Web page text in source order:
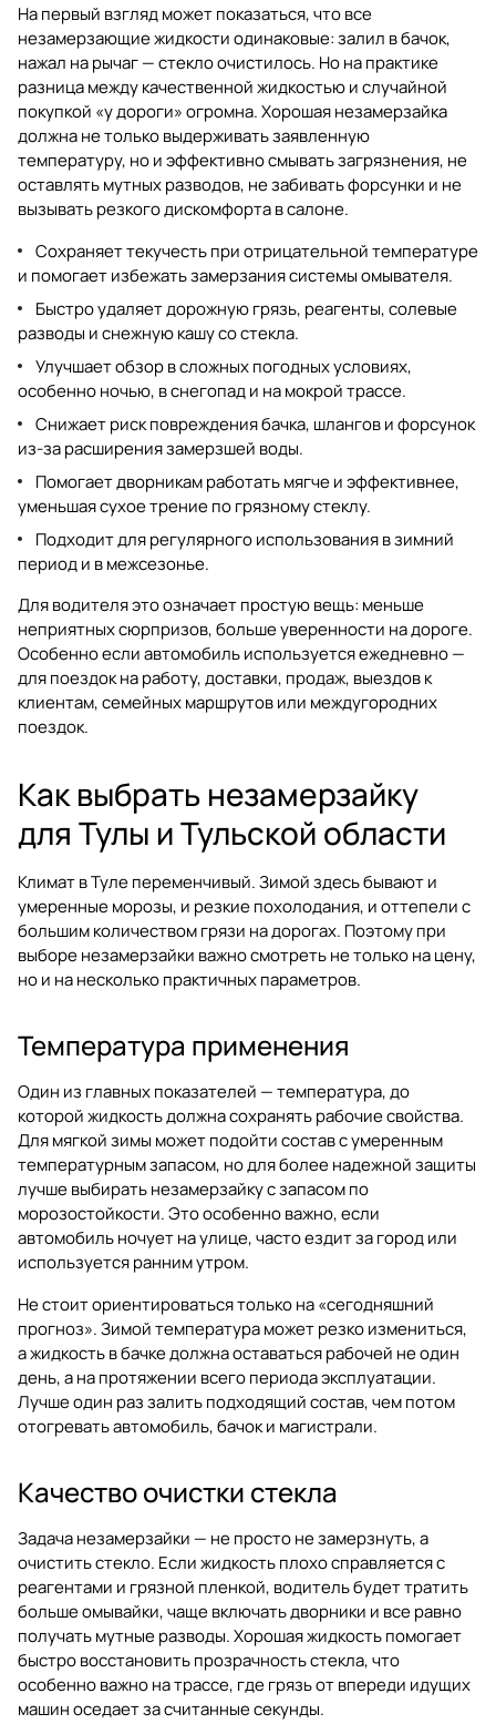
На первый взгляд может показаться, что все
незамерзающие жидкости одинаковые: залил в бачок,
нажал на рычаг — стекло очистилось. Но на практике
разница между качественной жидкостью и случайной
покупкой «у дороги» огромна. Хорошая незамерзайка
должна не только выдерживать заявленную
температуру, но и эффективно смывать загрязнения, не
оставлять мутных разводов, не забивать форсунки и не
вызывать резкого дискомфорта в салоне.
Сохраняет текучесть при отрицательной температуре
и помогает избежать замерзания системы омывателя.
Быстро удаляет дорожную грязь, реагенты, солевые
разводы и снежную кашу со стекла.
Улучшает обзор в сложных погодных условиях,
особенно ночью, в снегопад и на мокрой трассе.
Снижает риск повреждения бачка, шлангов и форсунок
из-за расширения замерзшей воды.
Помогает дворникам работать мягче и эффективнее,
уменьшая сухое трение по грязному стеклу.
Подходит для регулярного использования в зимний
период и в межсезонье.
Для водителя это означает простую вещь: меньше
неприятных сюрпризов, больше уверенности на дороге.
Особенно если автомобиль используется ежедневно —
для поездок на работу, доставки, продаж, выездов к
клиентам, семейных маршрутов или междугородних
поездок.
Как выбрать незамерзайку
для Тулы и Тульской области
Климат в Туле переменчивый. Зимой здесь бывают и
умеренные морозы, и резкие похолодания, и оттепели с
большим количеством грязи на дорогах. Поэтому при
выборе незамерзайки важно смотреть не только на цену,
но и на несколько практичных параметров.
Температура применения
Один из главных показателей — температура, до
которой жидкость должна сохранять рабочие свойства.
Для мягкой зимы может подойти состав с умеренным
температурным запасом, но для более надежной защиты
лучше выбирать незамерзайку с запасом по
морозостойкости. Это особенно важно, если
автомобиль ночует на улице, часто ездит за город или
используется ранним утром.
Не стоит ориентироваться только на «сегодняшний
прогноз». Зимой температура может резко измениться,
а жидкость в бачке должна оставаться рабочей не один
день, а на протяжении всего периода эксплуатации.
Лучше один раз залить подходящий состав, чем потом
отогревать автомобиль, бачок и магистрали.
Качество очистки стекла
Задача незамерзайки — не просто не замерзнуть, а
очистить стекло. Если жидкость плохо справляется с
реагентами и грязной пленкой, водитель будет тратить
больше омывайки, чаще включать дворники и все равно
получать мутные разводы. Хорошая жидкость помогает
быстро восстановить прозрачность стекла, что
особенно важно на трассе, где грязь от впереди идущих
машин оседает за считанные секунды.